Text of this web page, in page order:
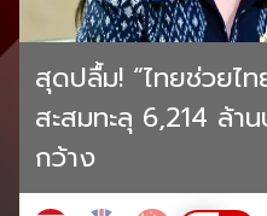
สุดปลื้ม! “ไทยช่วยไ
สะสมทะลุ 6,214 ล้า
กว้าง